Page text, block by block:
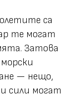
са
те могат
Затова
— нещо,
сили могат